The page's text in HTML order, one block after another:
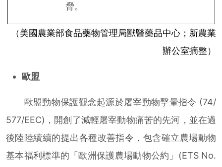
脅。
（美國農業部食品藥物管理局獸醫藥品中心；新農業
辦公室摘整）
歐盟
歐盟動物保護觀念起源於屠宰動物擊暈指令 (74/
577/EEC)，開創了減輕屠宰動物痛苦的先河，並在過
後陸陸續續的提出各種改善指令，包含確立農場動物
基本福利標準的「歐洲保護農場動物公約」(ETS No.